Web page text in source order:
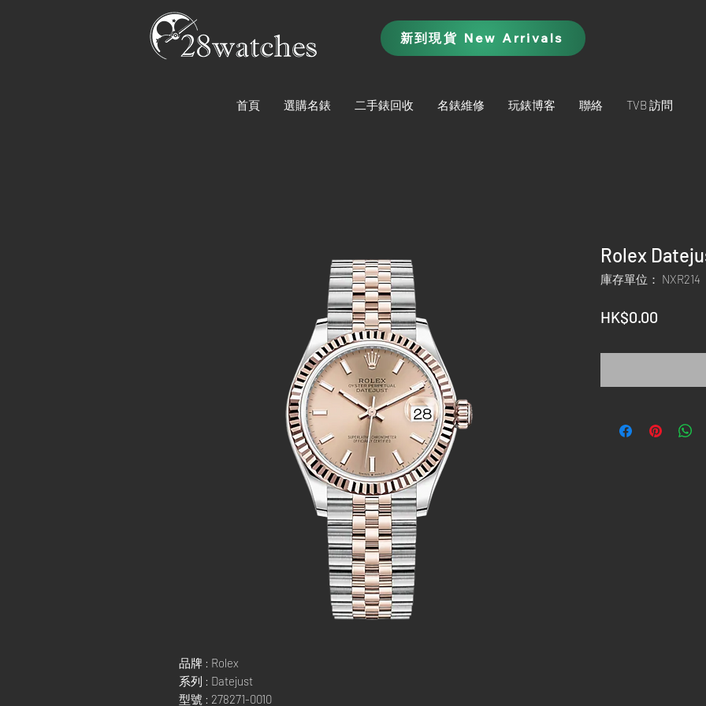
新到現貨 New Arrivals
首頁 選購名錶 二手錶回收 名錶維修 玩錶博客 聯絡 TVB 訪問
品牌 : Rolex
系列 : Datejust
型號 : 278271-0010
Rolex
庫存單位： NXR214
HK$0.00